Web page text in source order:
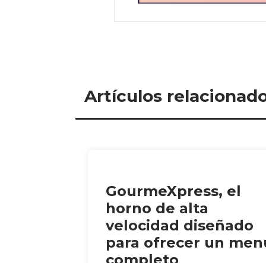
Artículos
GourmeXpress, el
horno de alta
velocidad diseñado
para ofrecer un